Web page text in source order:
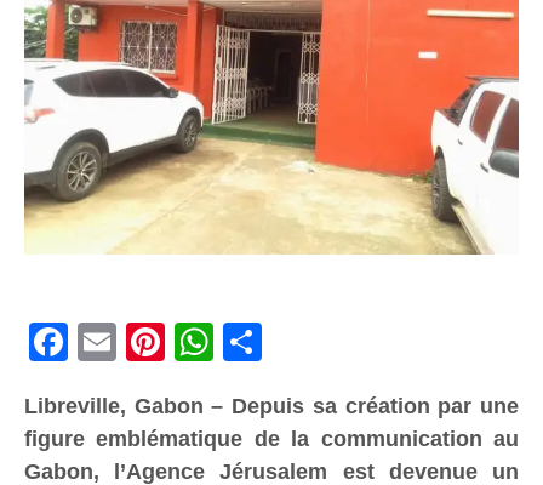
Facebook
Email PinterestWhatsApp
Libreville, Gabon – Depuis sa création par une
figure emblématique de la communication au
Gabon, l’Agence Jérusalem est devenue un